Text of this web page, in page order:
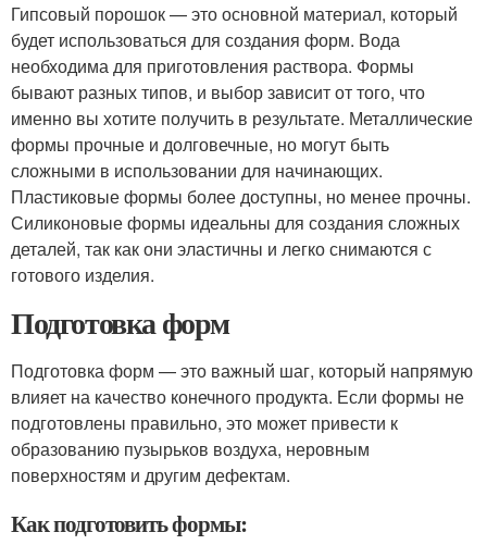
Гипсовый порошок — это основной материал, который
будет использоваться для создания форм. Вода
необходима для приготовления раствора. Формы
бывают разных типов, и выбор зависит от того, что
именно вы хотите получить в результате. Металлические
формы прочные и долговечные, но могут быть
сложными в использовании для начинающих.
Пластиковые формы более доступны, но менее прочны.
Силиконовые формы идеальны для создания сложных
деталей, так как они эластичны и легко снимаются с
готового изделия.
Подготовка форм
Подготовка форм — это важный шаг, который напрямую
влияет на качество конечного продукта. Если формы не
подготовлены правильно, это может привести к
образованию пузырьков воздуха, неровным
поверхностям и другим дефектам.
Как подготовить формы: